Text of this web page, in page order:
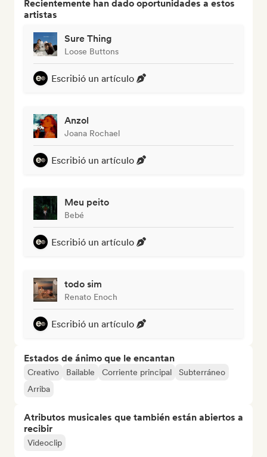
Recientemente han dado oportunidades a estos
artistas
Sure Thing
Loose Buttons
Escribió un artículo
Anzol
Joana Rochael
Escribió un artículo
Meu peito
Bebé
Escribió un artículo
todo sim
Renato Enoch
Escribió un artículo
Estados de ánimo que le encantan
Creativo Bailable Corriente principal
Subterráneo
Arriba
Atributos musicales que también están abiertos a
recibir
Videoclip